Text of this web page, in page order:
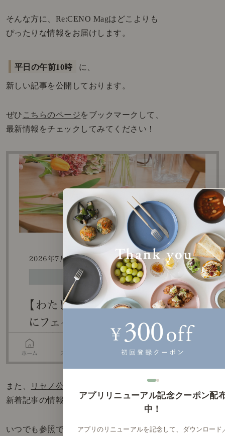
そんな方に、Re:CENO Magはどこよりも
ぴったりな情報をお届けします。
平日の午前10時 に、
新しい記事を公開しております。
ぜひ こちらのページをブックマークして、
最新情報をチェックしてみてください！
また、 リセノ公式アプリ
新着記事の情報をご確認いただけます。
いつでも参照できる「インテリアの教科書」を、
アプリリニューアル記念クーポン配
中！
アプリのリニューアルを記念して、ダウンロード